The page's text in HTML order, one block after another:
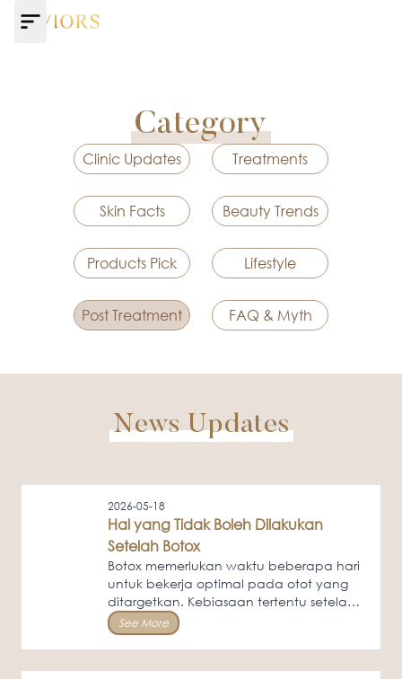
Category
Clinic Updates Treatments
Skin Facts Beauty Trends
Products Pick Lifestyle
Post Treatment FAQ & Myth
News Updates
2026-05-18
Hal yang Tidak Boleh Dilakukan
Setelah Botox
Botox memerlukan waktu beberapa hari
untuk bekerja optimal pada otot yang
ditargetkan. Kebiasaan tertentu setelah
treatment dapat memengaruhi hasilnya.
See More